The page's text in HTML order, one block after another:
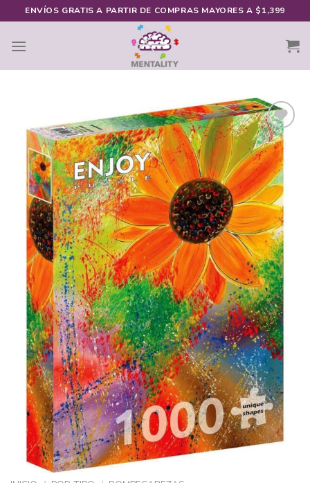
to
content
ENVÍOS GRATIS A PARTIR DE COMPRAS MAYORES A $1,399
Añadir
a la
lista de
deseos